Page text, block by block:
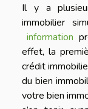
Il y a
immobilier
information
effet, la
crédit
du bien
votre bien